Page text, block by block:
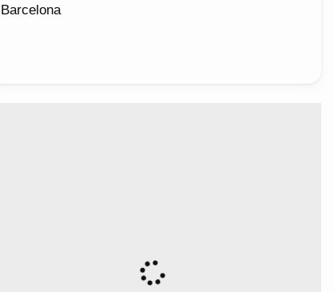
Barcelona